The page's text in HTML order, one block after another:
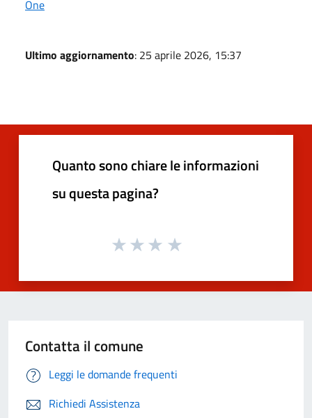
One
Ultimo aggiornamento: 25 aprile 2026, 15:37
Quanto sono chiare le informazioni
su questa pagina?
Contatta il comune
Leggi le domande frequenti
Richiedi Assistenza